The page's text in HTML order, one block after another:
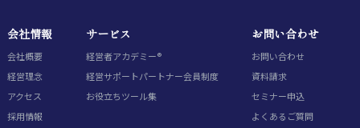
会社情報
会社概要
経営理念
アクセス
採用情報
サービス
経営者アカデミー®
経営サポートパートナー会員制度
お役立ちツール集
お問い合わせ
お問い合わせ
資料請求
セミナー申込
よくあるご質問